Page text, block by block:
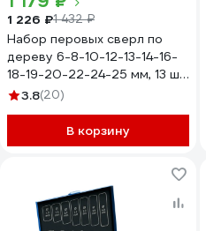
1 226 ₽1 432 ₽
Набор перовых сверл по
дереву 6-8-10-12-13-14-16-
18-19-20-22-24-25 мм, 13 шт
Gigant Gpd-13
3.8(20)
В корзину